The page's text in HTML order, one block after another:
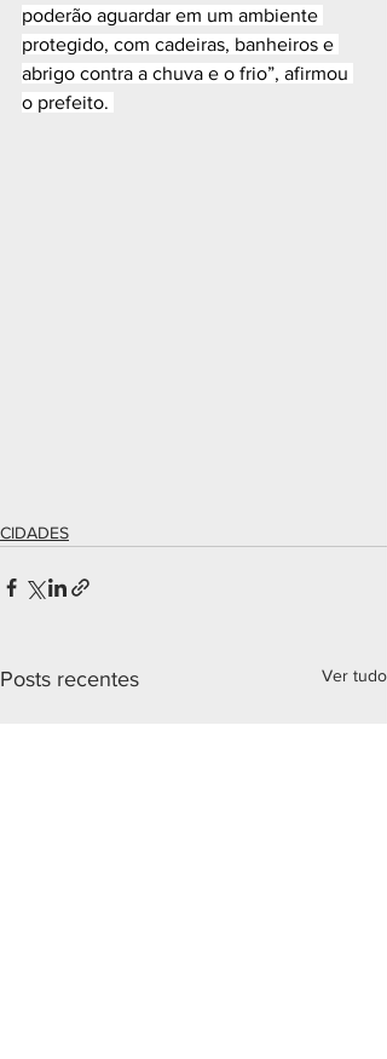
poderão aguardar em um ambiente
protegido, com cadeiras, banheiros e
abrigo contra a chuva e o frio”, afirmou
o prefeito.
CIDADES
Posts recentes Ver tudo